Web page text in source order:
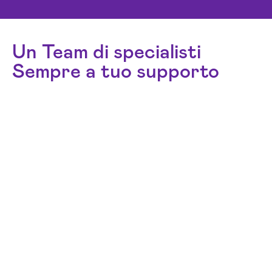
Un Team di specialisti
Sempre a tuo supporto